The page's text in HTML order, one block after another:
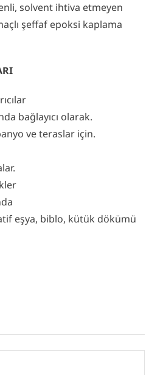
solvent ihtiva etmeyen
şeffaf epoksi kaplama
bağlayıcı olarak.
ve teraslar için.
eşya, biblo, kütük dökümü